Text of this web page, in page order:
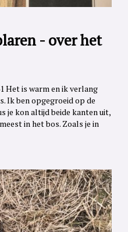
- over het
Het is warm en ik verlang
Ik ben opgegroeid op de
je kon altijd beide kanten uit,
in het bos. Zoals je in